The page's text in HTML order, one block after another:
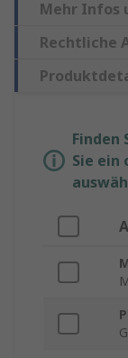
Mehr Infos
Rechtliche
Finden
Sie ein